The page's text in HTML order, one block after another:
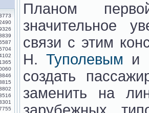
Планом
значительное
связи с этим
Н. Туполевым и
создать
заменить на